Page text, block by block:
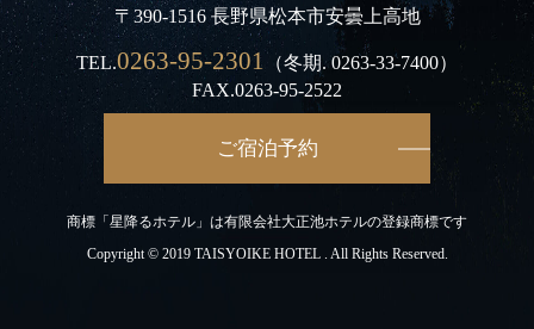
〒390-1516 長野県松本市安曇上高地
TEL.0263-95-2301 （冬期.0263-33-7400）
FAX.0263-95-2522
ご宿泊予約
商標「星降るホテル」は有限会社大正池ホテルの登録商標です
Copyright © 2019 TAISYOIKE HOTEL . All Rights Reserved.